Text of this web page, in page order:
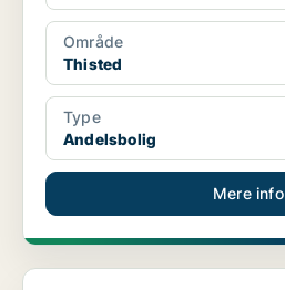
Område
Thisted
Type
Andelsbolig
Mere info
Andelsbolig i Nørresundby